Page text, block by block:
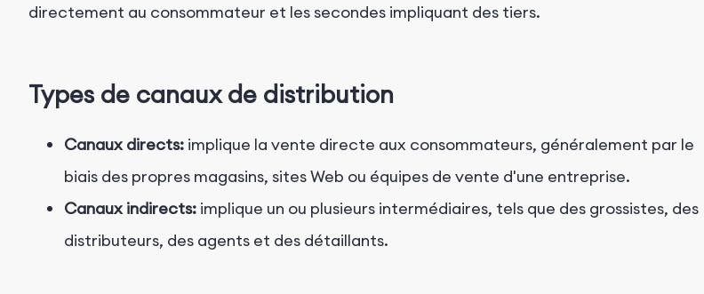
directement au consommateur et les secondes impliquant des tiers.
Types de canaux de distribution
Canaux directs: implique la vente directe aux consommateurs, généralement par le
biais des propres magasins, sites Web ou équipes de vente d'une entreprise.
Canaux indirects: implique un ou plusieurs intermédiaires, tels que des grossistes, des
distributeurs, des agents et des détaillants.